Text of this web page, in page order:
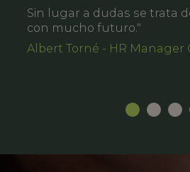
Sin lugar a dudas se trata
con mucho futuro."
Albert Torné - HR Manager